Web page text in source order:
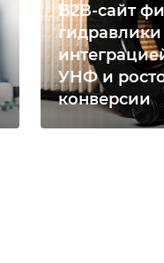
B2B-сайт
гидравлики
УНФ и
конверсии